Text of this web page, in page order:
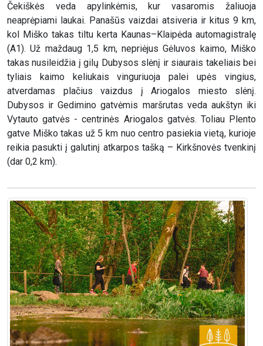
Čekiškės veda apylinkėmis, kur vasaromis žaliuoja
neaprėpiami laukai. Panašūs vaizdai atsiveria ir kitus 9 km,
kol Miško takas tiltu kerta Kaunas–Klaipėda automagistralę
(A1). Už maždaug 1,5 km, nepriėjus Gėluvos kaimo, Miško
takas nusileidžia į gilų Dubysos slėnį ir siaurais takeliais bei
tyliais kaimo keliukais vinguriuoja palei upės vingius,
atverdamas plačius vaizdus į Ariogalos miesto slėnį.
Dubysos ir Gedimino gatvėmis maršrutas veda aukštyn iki
Vytauto gatvės - centrinės Ariogalos gatvės. Toliau Plento
gatve Miško takas už 5 km nuo centro pasiekia vietą, kurioje
reikia pasukti į galutinį atkarpos tašką – Kirkšnovės tvenkinį
(dar 0,2 km).